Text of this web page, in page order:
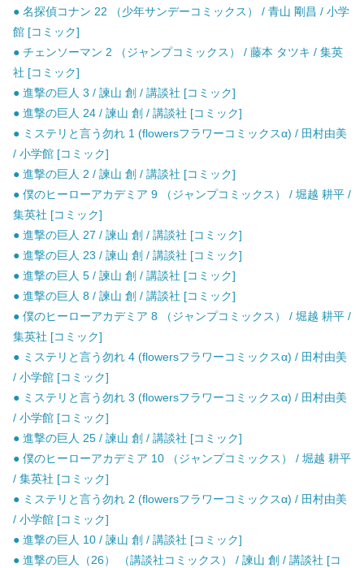
● 名探偵コナン 22 （少年サンデーコミックス） / 青山 剛昌 / 小学
館 [コミック]
● チェンソーマン 2 （ジャンプコミックス） / 藤本 タツキ / 集英
社 [コミック]
● 進撃の巨人 3 / 諫山 創 / 講談社 [コミック]
● 進撃の巨人 24 / 諫山 創 / 講談社 [コミック]
● ミステリと言う勿れ 1 (flowersフラワーコミックスα) / 田村由美
/ 小学館 [コミック]
● 進撃の巨人 2 / 諫山 創 / 講談社 [コミック]
● 僕のヒーローアカデミア 9 （ジャンプコミックス） / 堀越 耕平 /
集英社 [コミック]
● 進撃の巨人 27 / 諫山 創 / 講談社 [コミック]
● 進撃の巨人 23 / 諫山 創 / 講談社 [コミック]
● 進撃の巨人 5 / 諫山 創 / 講談社 [コミック]
● 進撃の巨人 8 / 諫山 創 / 講談社 [コミック]
● 僕のヒーローアカデミア 8 （ジャンプコミックス） / 堀越 耕平 /
集英社 [コミック]
● ミステリと言う勿れ 4 (flowersフラワーコミックスα) / 田村由美
/ 小学館 [コミック]
● ミステリと言う勿れ 3 (flowersフラワーコミックスα) / 田村由美
/ 小学館 [コミック]
● 進撃の巨人 25 / 諫山 創 / 講談社 [コミック]
● 僕のヒーローアカデミア 10 （ジャンプコミックス） / 堀越 耕平
/ 集英社 [コミック]
● ミステリと言う勿れ 2 (flowersフラワーコミックスα) / 田村由美
/ 小学館 [コミック]
● 進撃の巨人 10 / 諫山 創 / 講談社 [コミック]
● 進撃の巨人（26） （講談社コミックス） / 諫山 創 / 講談社 [コ